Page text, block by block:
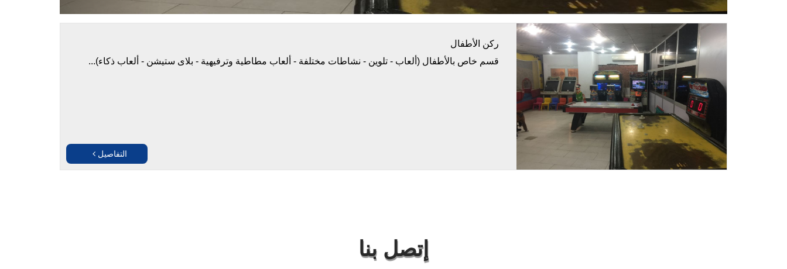
ركن الأطفال
قسم خاص بالأطفال (ألعاب - تلوين - نشاطات مختلفة - ألعاب مطاطية وترفيهية - بلاى ستيشن - ألعاب ذكاء)...
التفاصيل
إتصل بنا